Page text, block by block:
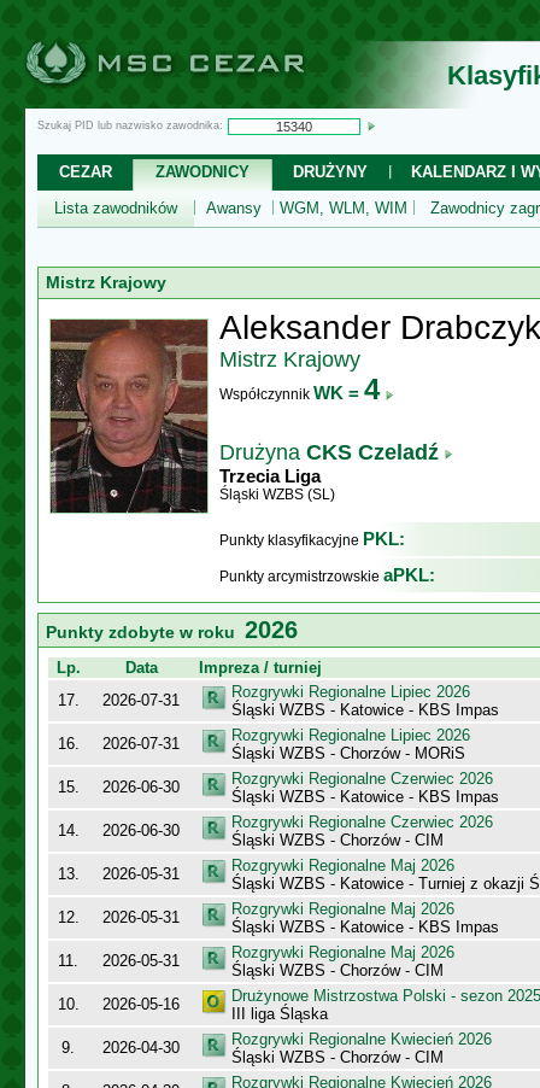
Szukaj PID lub nazwisko zawodnika:
CEZAR ZAWODNICY DRUŻYNY
KALENDARZ I
Lista zawodników
Awansy WGM, WLM, WIM Zawodnicy
Mistrz Krajowy
Aleksander Drabczyk
Mistrz Krajowy
Współczynnik WK = 4
Drużyna CKS Czeladź
Trzecia Liga
Śląski WZBS (SL)
Punkty klasyfikacyjne PKL:
Punkty arcymistrzowskie aPKL:
Punkty zdobyte w roku 2026
Lp. Data
Impreza / turniej
17.
2026-07-31
Rozgrywki Regionalne Lipiec 2026
Śląski WZBS - Katowice - KBS Impas
16.
2026-07-31
Rozgrywki Regionalne Lipiec 2026
Śląski WZBS - Chorzów - MORiS
15.
2026-06-30
Rozgrywki Regionalne Czerwiec 2026
Śląski WZBS - Katowice - KBS Impas
14.
2026-06-30
Rozgrywki Regionalne Czerwiec 2026
Śląski WZBS - Chorzów - CIM
13.
2026-05-31
Rozgrywki Regionalne Maj 2026
Śląski WZBS - Katowice - Turniej z okazji
12.
2026-05-31
Rozgrywki Regionalne Maj 2026
Śląski WZBS - Katowice - KBS Impas
11.
2026-05-31
Rozgrywki Regionalne Maj 2026
Śląski WZBS - Chorzów - CIM
10.
2026-05-16
Drużynowe Mistrzostwa Polski - sezon
III liga Śląska
9.
2026-04-30
Rozgrywki Regionalne Kwiecień 2026
Śląski WZBS - Chorzów - CIM
Rozgrywki Regionalne Kwiecień 2026